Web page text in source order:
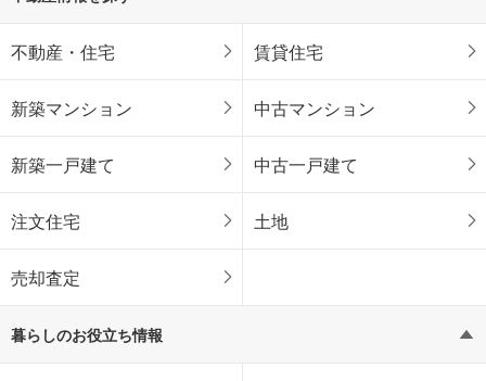
不動産・住宅 賃貸住宅
新築マンション 中古マンション
新築一戸建て 中古一戸建て
注文住宅 土地
売却査定
暮らしのお役立ち情報